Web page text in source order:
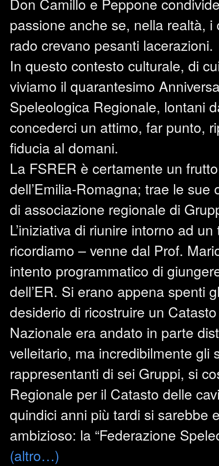
passione anche se, nella realtà,
rado crevano pesanti lacerazioni.
In questo contesto culturale, di
viviamo il quarantesimo
Speleologica Regionale, lontani
concederci un attimo, far punto,
fiducia al domani.
La FSRER è certamente un
dell’Emilia-Romagna; trae le
di associazione regionale di
L’iniziativa di riunire intorno ad
ricordiamo – venne dal Prof.
intento programmatico di
dell’ER. Si erano appena spenti
desiderio di ricostruire un
Nazionale era andato in parte
velleitario, ma incredibilmente gli
rappresentanti di sei Gruppi, si
Regionale per il Catasto delle
quindici anni più tardi si sarebbe
ambizioso: la “Federazione
(altro…)